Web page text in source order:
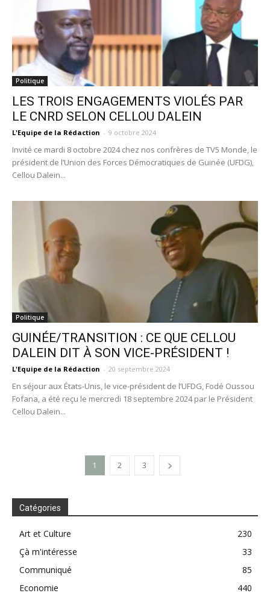
Politique
LES TROIS ENGAGEMENTS VIOLÉS PAR
LE CNRD SELON CELLOU DALEIN
L'Equipe de la Rédaction - 9 octobre 2024
Invité ce mardi 8 octobre 2024 chez nos confrères de TV5 Monde, le
président de l’Union des Forces Démocratiques de Guinée (UFDG),
Cellou Dalein...
Politique
GUINÉE/TRANSITION : CE QUE CELLOU
DALEIN DIT À SON VICE-PRÉSIDENT !
L'Equipe de la Rédaction - 20 septembre 2024
En séjour aux États-Unis, le vice-président de l’UFDG, Fodé Oussou
Fofana, a été reçu le mercredi 18 septembre 2024 par le Président
Cellou Dalein...
1 2 3
Catégories
Art et Culture
230
Çà m'intéresse
33
Communiqué
85
Economie
440